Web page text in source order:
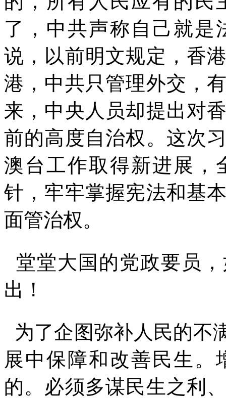
了，中共声称自己就是
说，以前明文规定，香
港，中共只管理外交，
来，中央人员却提出对
前的高度自治权。这次
澳台工作取得新进展，
针，牢牢掌握宪法和基
面管治权。
堂堂大国的党政要员
出！
为了企图弥补人民的不
展中保障和改善民生。
的。必须多谋民生之利